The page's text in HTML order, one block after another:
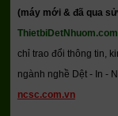
(máy mới & đã qua
ThietbiDetNhuom.com
chỉ trao đổi thông tin,
ngành nghề Dệt - In -
ncsc.com.vn